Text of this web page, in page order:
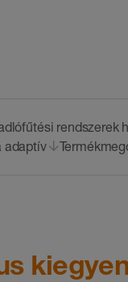
rendszerek
adaptív